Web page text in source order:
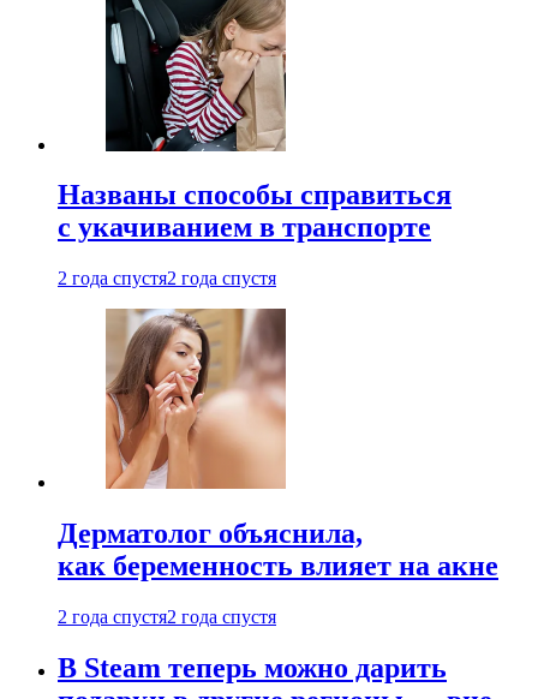
Названы способы справиться
с укачиванием в транспорте
2 года спустя2 года спустя
Дерматолог объяснила,
как беременность влияет на акне
2 года спустя2 года спустя
В Steam теперь можно дарить